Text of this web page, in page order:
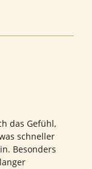
das Gefühl,
schneller
Besonders